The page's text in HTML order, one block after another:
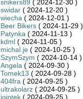
snikers89 ( 2024-12-30 )
swidar( 2024-12-20 )
wiecha ( 2024-12-01 )
Beer Bikers( 2024-11-29 )
Patynka ( 2024-11-13 )
kdml( 2024-11-05 )
michal.je( 2024-10-25 )
SzymSzym ( 2024-10-14 )
Angela ( 2024-09-30 )
Tomek13 ( 2024-09-28 )
404fra ( 2024-09-25 )
ultrakolarz( 2024-09-25 )
jointek( 2024-09-25 )